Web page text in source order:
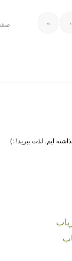
صفحه 1 ›
»
ایم. لذت ببرید! :)